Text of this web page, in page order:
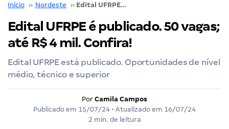
Início ›› Nordeste ›› Edital UFRPE é publicado. 50 vagas; até R$ 4 mil. Confira!
Edital UFRPE é publicado. 50 vagas;
até R$ 4 mil. Confira!
Edital UFRPE está publicado. Oportunidades de nível
médio, técnico e superior
Por Camila Campos
Publicado em 15/07/24 • Atualizado em 16/07/24
2 min. de leitura